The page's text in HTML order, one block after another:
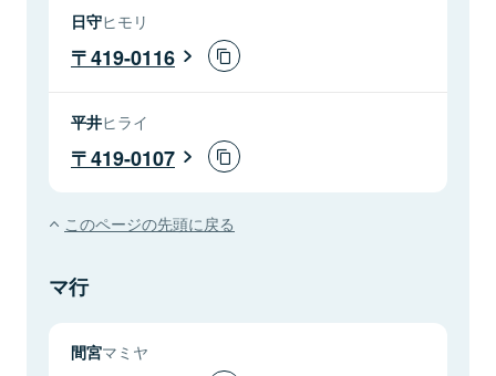
日守ヒモリ
419-0116
平井ヒライ
419-0107
このページの先頭に戻る
マ行
間宮マミヤ